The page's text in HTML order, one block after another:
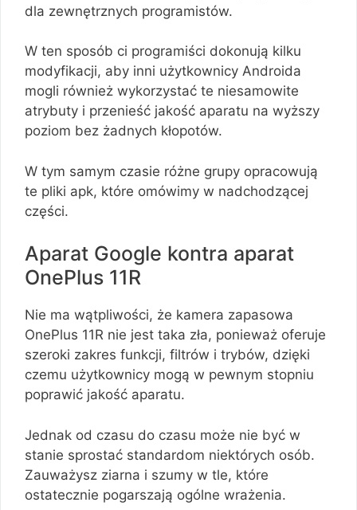
dla zewnętrznych programistów.
W ten sposób ci programiści dokonują kilku
modyfikacji, aby inni użytkownicy Androida
mogli również wykorzystać te niesamowite
atrybuty i przenieść jakość aparatu na wyższy
poziom bez żadnych kłopotów.
W tym samym czasie różne grupy opracowują
te pliki apk, które omówimy w nadchodzącej
części.
Aparat Google kontra aparat
OnePlus 11R
Nie ma wątpliwości, że kamera zapasowa
OnePlus 11R nie jest taka zła, ponieważ oferuje
szeroki zakres funkcji, filtrów i trybów, dzięki
czemu użytkownicy mogą w pewnym stopniu
poprawić jakość aparatu.
Jednak od czasu do czasu może nie być w
stanie sprostać standardom niektórych osób.
Zauważysz ziarna i szumy w tle, które
ostatecznie pogarszają ogólne wrażenia.